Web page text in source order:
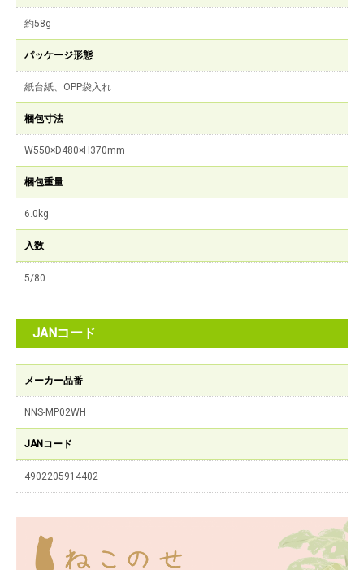
約58g
パッケージ形態
紙台紙、OPP袋入れ
梱包寸法
W550×D480×H370mm
梱包重量
6.0kg
入数
5/80
JANコード
メーカー品番
NNS-MP02WH
JANコード
4902205914402